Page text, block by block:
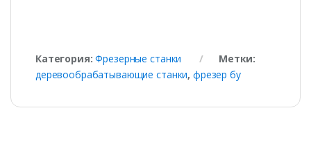
Категория:Фрезерные станки
Метки:
деревообрабатывающие станки, фрезер бу